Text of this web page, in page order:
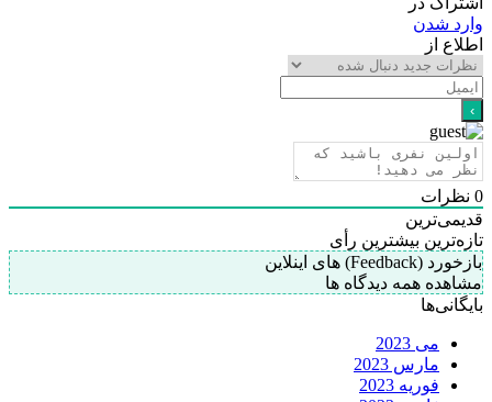
وارد شدن
اطلاع از
0 نظرات
قدیمی‌ترین
تازه‌ترین بیشترین رأی
بازخورد (Feedback) های اینلاین
مشاهده همه دیدگاه ها
بایگانی‌ها
می 2023
مارس 2023
فوریه 2023